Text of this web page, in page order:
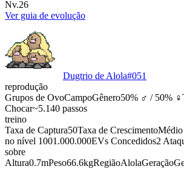
Nv.26
Ver guia de evolução
Dugtrio de Alola#051
reprodução
Grupos de OvoCampoGênero50% ♂ / 50% ♀
Chocar~5.140 passos
treino
Taxa de Captura50Taxa de Crescimento
no nível 1001.000.000EVs Concedidos2
sobre
Altura0.7mPeso66.6kgRegiãoAlolaGeração